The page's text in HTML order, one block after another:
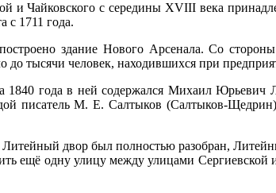
Чайковского с середины XVIII века
с 1711 года.
здание Нового Арсенала. Со
тысячи человек, находившихся при
1840 года в ней содержался Михаил
писатель М. Е. Салтыков (Салтыков-
двор был полностью разобран,
ещё одну улицу между улицами